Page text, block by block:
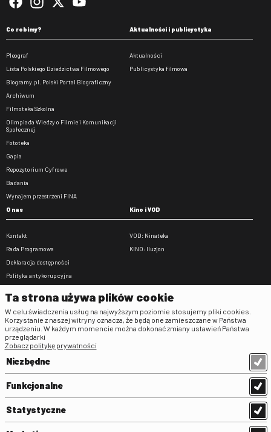
Co robimy?
Pleograf
Lista Polskiego Dziedzictwa Filmowego
Biogramy.pl. Polski Portal Biograficzny
Archiwum
Filmoteka Szkolna
Olimpiada Wiedzy o Filmie i Komunikacji
Społecznej
Fototeka
Gapla
Repozytorium Cyfrowe
Badania
Wynajem przestrzeni FINA
Aktualności i publicystyka
Aktualności
Publicystyka filmowa
O nas
Kontakt
Rada Programowa
Deklaracja dostępności
Polityka antykorupcyjna
Zamówienia publiczne
Praca w FINA
Kino i VOD
VOD: Ninateka
KINO: Iluzjon
Regulaminy
Klauzula informacyjna RODO
Regulamin użytkowania parkingu
Standardy ochrony małoletnich
Regulamin kina Iluzjon
Ta strona używa plików cookie
W celu świadczenia usług na najwyższym poziomie stosujemy pliki cookies.
Korzystanie z naszej witryny oznacza, że będą one zamieszczane w Państwa
urządzeniu. W każdym momencie można dokonać zmiany ustawień Państwa
przeglądarki
Zobacz politykę prywatności
Niezbędne
Funkcjonalne
Statystyczne